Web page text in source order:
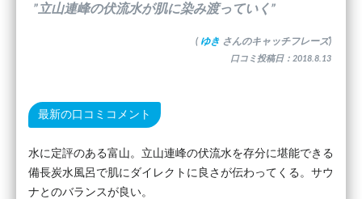
”立山連峰の伏流水が肌に染み渡っていく”
( ゆき さんのキャッチフレーズ)
口コミ投稿日：2018.8.13
最新の口コミコメント
水に定評のある富山。立山連峰の伏流水を存分に堪能できる
備長炭水風呂で肌にダイレクトに良さが伝わってくる。サウ
ナとのバランスが良い。